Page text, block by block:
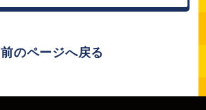
前のページへ戻る